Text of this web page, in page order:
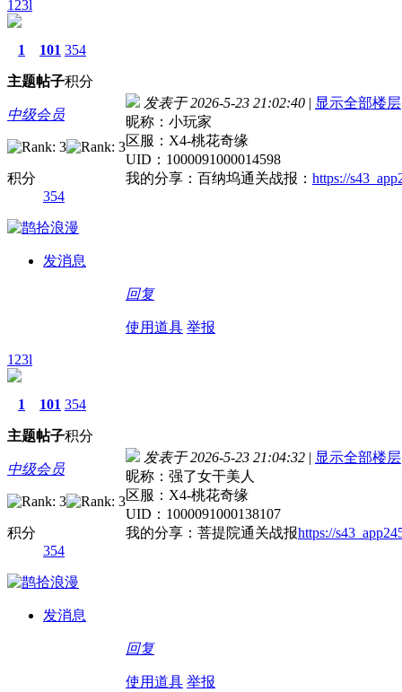
123l
1
主题
101
帖子
354
积分
中级会员
积分
354
发消息
发表于 2026-5-23 21:02:40 | 显示全部楼层
昵称：小玩家
区服：X4-桃花奇缘
UID：1000091000014598
我的分享：百纳坞通关战报： https://
回复
使用道具 举报
123l
1
主题
101
帖子
354
积分
中级会员
积分
354
发消息
发表于 2026-5-23 21:04:32 | 显示全部楼层
昵称：强了女干美人
区服：X4-桃花奇缘
UID：1000091000138107
我的分享：菩提院通关战报https://
回复
使用道具 举报